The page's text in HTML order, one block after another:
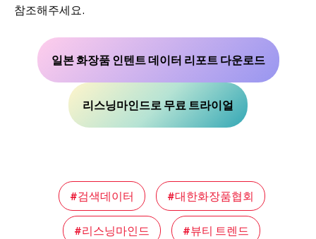
참조해주세요.
일본 화장품 인텐트 데이터 리포트 다운로드
리스닝마인드로 무료 트라이얼
검색데이터 대한화장품협회
리스닝마인드 뷰티 트렌드